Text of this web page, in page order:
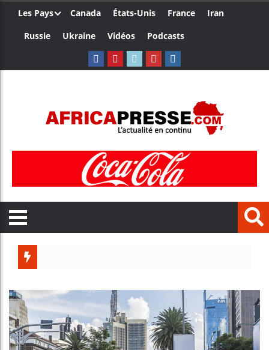
Les Pays Canada États-Unis France
Iran
Russie
Ukraine Vidéos Podcasts
Guinée
Réforme